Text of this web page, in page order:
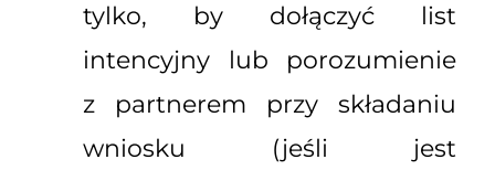
tylko, by dołączyć list
intencyjny lub porozumienie
z partnerem przy składaniu
wniosku (jeśli jest